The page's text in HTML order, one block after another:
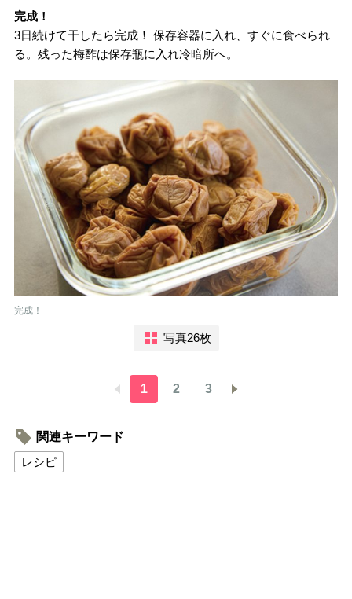
完成！
3日続けて干したら完成！ 保存容器に入れ、すぐに食べられ
る。残った梅酢は保存瓶に入れ冷暗所へ。
完成！
写真26枚
1 2 3
関連キーワード
レシピ